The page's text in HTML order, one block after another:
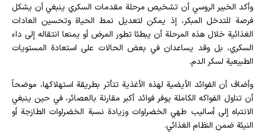
وأكد الخبير الروسي أن تشخيص مرحلة مقدمات السكري ينبغي أن يشكل
فرصة للتدخل المبكر، إذ يمكن لتعديل نمط الحياة وتحسين العادات
الغذائية خلال هذه المرحلة أن يبطئا تطور المرض أو يمنعا انتقاله إلى داء
السكري، بل وقد يساعدان في بعض الحالات على استعادة المستويات
الطبيعية لسكر الدم.
وأضاف أن الفوائد الأيضية لهذه الأغذية تتأثر بطريقة استهلاكها، موضحاً
أن تناول الفواكه الكاملة يوفر فوائد أكبر مقارنة بالعصائر، في حين ينبغي
الانتباه إلى أساليب طهي الخضراوات وزيادة نسبة الخضراوات الطازجة أو
النيئة ضمن النظام الغذائي.